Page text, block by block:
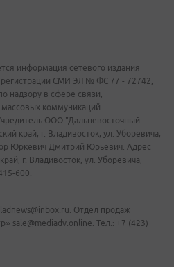
информация сетевого издания
регистрации СМИ ЭЛ № ФС 77 - 72742,
надзору в сфере связи,
коммуникаций
ООО "Дальневосточный
край, г. Владивосток, ул. Уборевича,
Юркевич Дмитрий Юрьевич. Адрес
г. Владивосток, ул. Уборевича,
600.
Отдел продаж
sale@mediadv.online. Тел.: +7 (423)